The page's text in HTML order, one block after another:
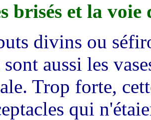
brisés et la
divins ou
aussi les
Trop forte,
qui